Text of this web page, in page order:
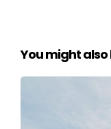
You might also